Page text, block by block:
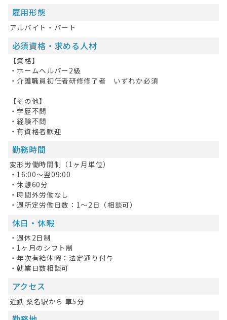
雇用形態
アルバイト・パート
必須資格・求める人材
【資格】
・ホームヘルパー2級
・介護職員初任者研修修了者 いずれか必須
【その他】
・学歴不問
・経験不問
・有資格者歓迎
勤務時間
変形労働時間制（1ヶ月単位）
・16:00～翌09:00
・休憩60分
・時間外労働なし
・週所定労働日数：1～2日（相談可）
休日・休暇
・週休2日制
・1ヶ月のシフト制
・年次有給休暇：法定通り付与
・就業日数相談可
アクセス
近鉄 桑名駅から 車5分